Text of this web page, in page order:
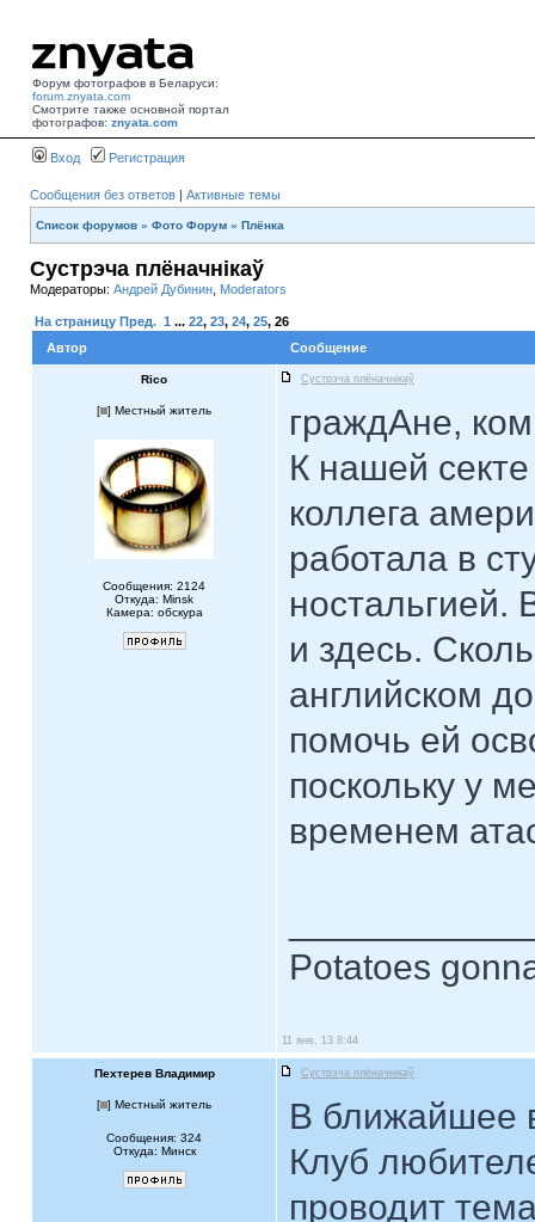
Форум фотографов в Беларуси:
forum.znyata.com
Смотрите также основной портал
фотографов: znyata.com
Вход Регистрация
Сообщения без ответов | Активные темы
Список форумов » Фото Форум » Плёнка
Сустрэча плёначнiкаў
Модераторы: Андрей Дубинин Moderators
На страницу Пред. 1 ... 22, 23, 24, 25, 26
Автор
Сообщение
Rico Сустрэча плёначнiкаў
[ ] Местный житель
Сообщения: 2124
Откуда: Minsk
Камера: обскура
граждАне,
К нашей
коллега
работала в
ностальгией.
и здесь.
английском
помочь ей
поскольку у
временем
Potatoes
11 янв, 13 8:44
Пехтерев Владимир Сустрэча плёначнiкаў
[ ] Местный житель
Сообщения: 324
Откуда: Минск
В ближайшее
Клуб
проводит